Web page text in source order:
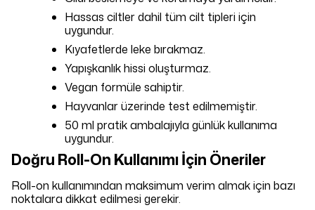
Hassas ciltler dahil tüm cilt tipleri için
uygundur.
Kıyafetlerde leke bırakmaz.
Yapışkanlık hissi oluşturmaz.
Vegan formüle sahiptir.
Hayvanlar üzerinde test edilmemiştir.
50 ml pratik ambalajıyla günlük kullanıma
uygundur.
Doğru Roll-On Kullanımı İçin Öneriler
Roll-on kullanımından maksimum verim almak için bazı
noktalara dikkat edilmesi gerekir.